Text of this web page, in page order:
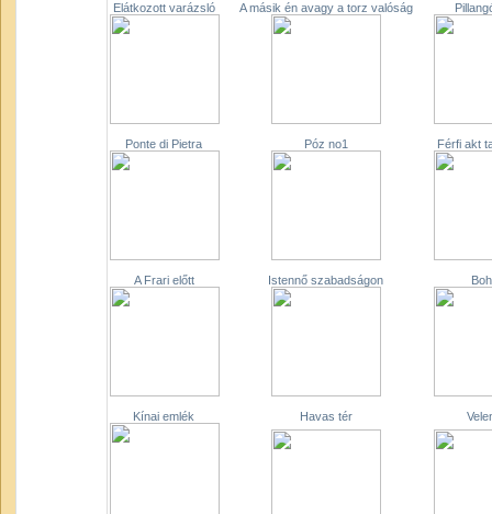
Elátkozott varázsló A másik én avagy a torz valóság
Ponte di Pietra Póz no1 Férfi akt
A Frari előtt Istennő szabadságon
Kínai emlék Havas tér